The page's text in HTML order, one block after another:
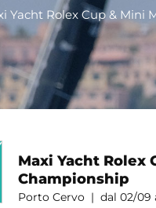
Yacht Rolex Cup & Mini
Maxi Yacht Rolex
Championship
Porto Cervo | dal 02/09